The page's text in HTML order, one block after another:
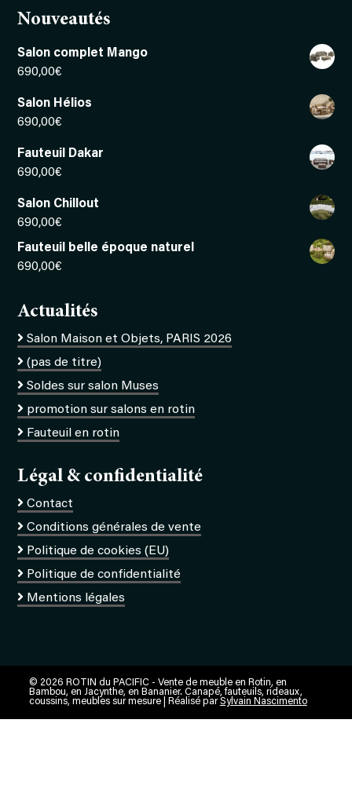
Nouveautés
Salon complet Mango
690,00€
Salon Hélios
690,00€
Fauteuil Dakar
690,00€
Salon Chillout
690,00€
Fauteuil belle époque naturel
690,00€
Actualités
Salon Maison et Objets, PARIS 2026
(pas de titre)
Soldes sur salon Muses
promotion sur salons en rotin
Fauteuil en rotin
Légal & confidentialité
Contact
Conditions générales de vente
Politique de cookies (EU)
Politique de confidentialité
Mentions légales
© 2026 ROTIN du PACIFIC - Vente de meuble en Rotin, en
Bambou, en Jacynthe, en Bananier. Canapé, fauteuils, rideaux,
coussins, meubles sur mesure | Réalisé parSylvain Nascimento